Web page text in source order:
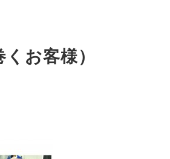
くお客様）